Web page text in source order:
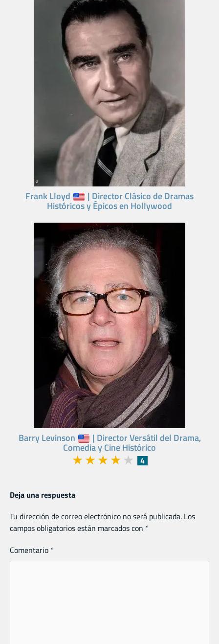
Frank Lloyd | Director Clásico de Dramas
Históricos y Épicos en Hollywood
Barry Levinson | Director Versátil del Drama,
Comedia y Cine Histórico
★★★★★ 4
Deja una respuesta
Tu dirección de correo electrónico no será publicada. Los
campos obligatorios están marcados con *
Comentario *